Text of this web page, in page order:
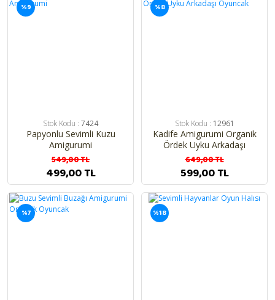
%9
Stok Kodu : 7424
Papyonlu Sevimli Kuzu
Amigurumi
549,00 TL
499,00 TL
%8
Stok Kodu : 12961
Kadife Amigurumi Organik
Ördek Uyku Arkadaşı
Oyuncak
649,00 TL
599,00 TL
%7 %18